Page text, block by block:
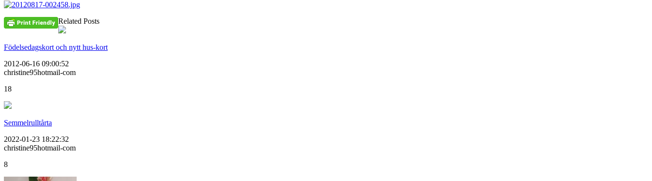
Related Posts
Födelsedagskort och nytt hus-kort
2012-06-16 09:00:52
christine95hotmail-com
18
Semmelrulltårta
2022-01-23 18:22:32
christine95hotmail-com
8